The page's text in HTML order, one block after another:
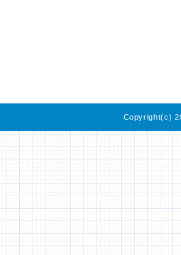
Copyright(c)